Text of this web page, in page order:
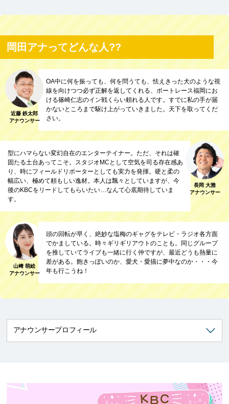
岡田アナってどんな人??
近藤 鉄太郎
アナウンサー
OA中に何を振っても、何を問うても、怯えきった犬のような視
線を向けつつ必ず正解を返してくれる、ボートレース福岡にお
ける篠崎仁志のイン戦くらい頼れる人です。すでに私の手が届
かないところまで駆け上がっていきました。天下を取ってくだ
さい。
長岡 大雅
アナウンサー
型にハマらない変幻自在のエンターテイナー。ただ、それは確
固たる土台あってこそ。スタジオMCとして空気を司る存在感あ
り、時にフィールドリポーターとしても実力を発揮。硬と柔の
幅広い、極めて頼もしい逸材。本人は飄々としていますが、今
後のKBCをリードしてもらいたい…なんて心底期待していま
す。
山﨑 萌絵
アナウンサー
頭の回転が早く、絶妙な塩梅のギャグをテレビ・ラジオ各方面
でかましている。時々ギリギリアウトのことも。同じグループ
を推していてライブも一緒に行く仲ですが、最近どうも熱量に
差がある。飽きっぽいのか、愛犬・愛描に夢中なのか・・・今
年も行こうね！